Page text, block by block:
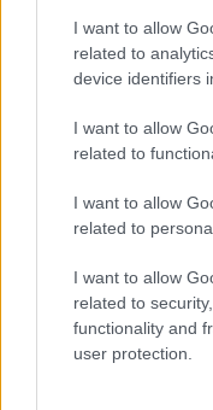
I want to allow
related to
device identifiers
I want to allow
related to
I want to allow
related to
I want to allow
related to
functionality and
user protection.